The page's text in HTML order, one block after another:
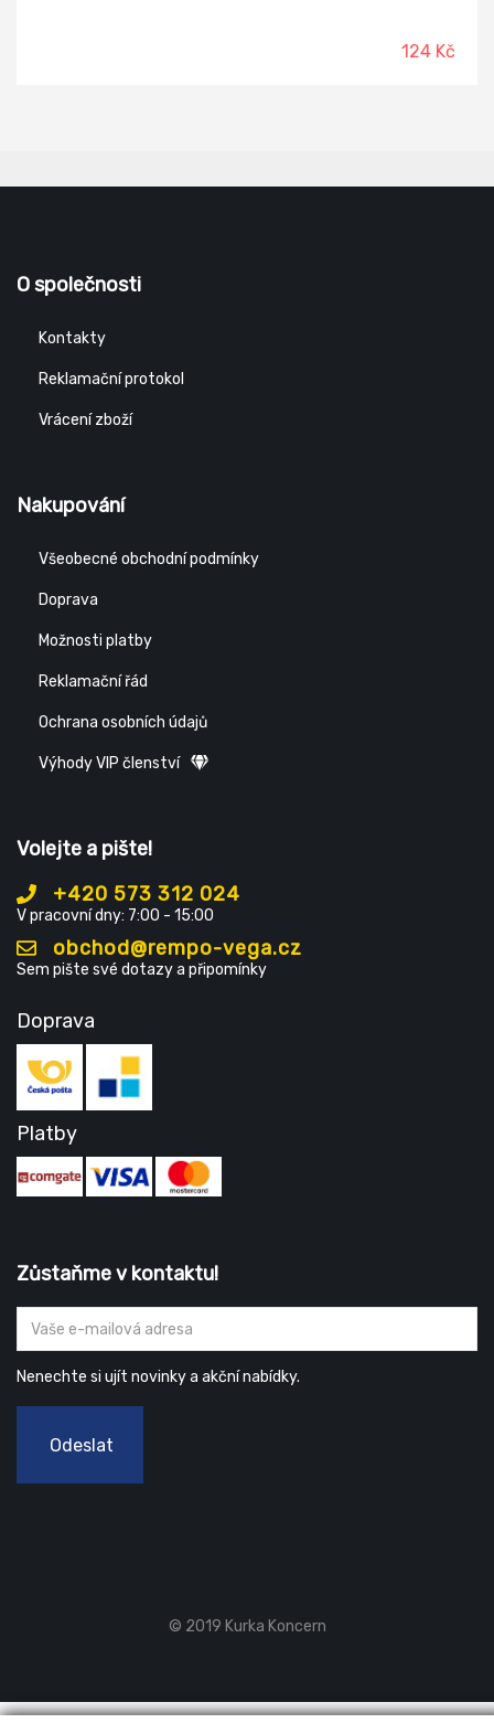
124 Kč
O společnosti
Kontakty
Reklamační protokol
Vrácení zboží
Nakupování
Všeobecné obchodní podmínky
Doprava
Možnosti platby
Reklamační řád
Ochrana osobních údajů
Výhody VIP členství
Volejte a pište!
+420 573 312 024
V pracovní dny: 7:00 - 15:00
obchod@rempo-vega.cz
Sem pište své dotazy a připomínky
Doprava
Platby
Zůstaňme v kontaktu!
Nenechte si ujít novinky a akční nabídky.
Odeslat
© 2019 Kurka Koncern